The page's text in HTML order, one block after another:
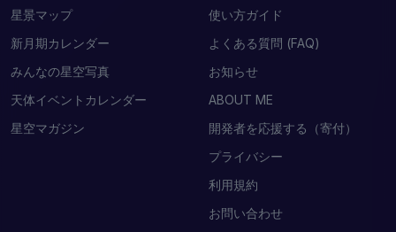
星景マップ
新月期カレンダー
みんなの星空写真
天体イベントカレンダー
星空マガジン
使い方ガイド
よくある質問 (FAQ)
お知らせ
ABOUT ME
開発者を応援する（寄付）
プライバシー
利用規約
お問い合わせ